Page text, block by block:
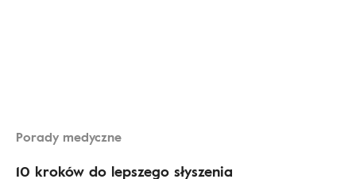
Porady medyczne
10 kroków do lepszego słyszenia